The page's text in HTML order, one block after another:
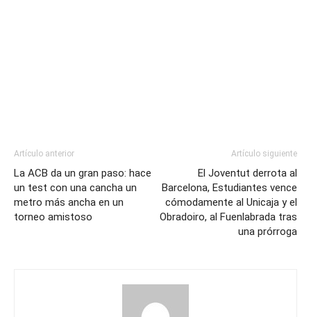
Artículo anterior
La ACB da un gran paso: hace
un test con una cancha un
metro más ancha en un
torneo amistoso
Artículo siguiente
El Joventut derrota al
Barcelona, Estudiantes vence
cómodamente al Unicaja y el
Obradoiro, al Fuenlabrada tras
una prórroga